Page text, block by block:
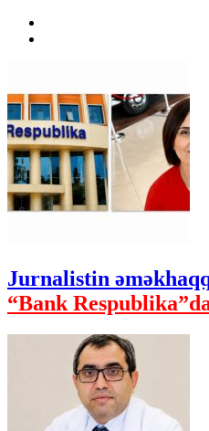
Jurnalistin
“Bank